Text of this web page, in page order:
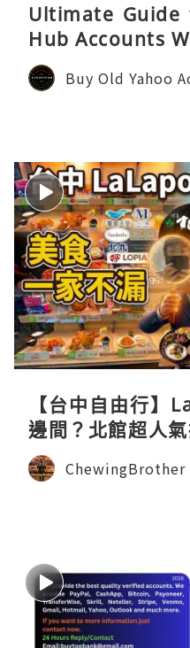
Ultimate
Hub Accounts
Buy Old Yahoo
【台中自由行】
邊間？北館超人
度實測日本直送
館 LOPIA 超市神
ChewingBrother